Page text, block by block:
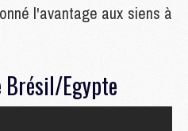
l'avantage aux siens à
Brésil/Egypte